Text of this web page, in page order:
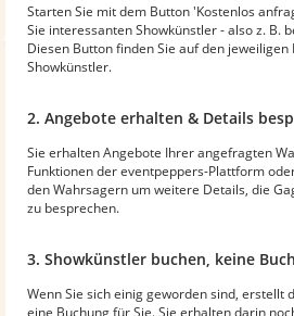
Starten Sie mit dem Button 'Kostenlos
Sie interessanten Showkünstler - also z. B.
Diesen Button finden Sie auf den
Showkünstler.
2. Angebote erhalten & Details
Sie erhalten Angebote Ihrer angefragten
Funktionen der eventpeppers-Plattform
den Wahrsagern um weitere Details, die
zu besprechen.
3. Showkünstler buchen, keine
Wenn Sie sich einig geworden sind, erstellt
eine Buchung für Sie. Sie erhalten darin